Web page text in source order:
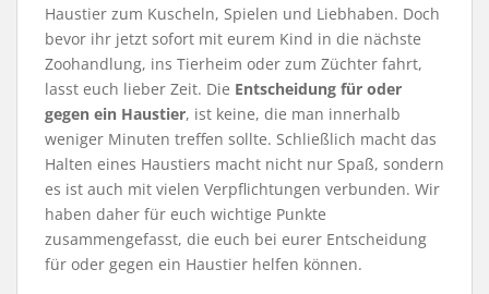
Haustier zum Kuscheln, Spielen und Liebhaben. Doch
bevor ihr jetzt sofort mit eurem Kind in die nächste
Zoohandlung, ins Tierheim oder zum Züchter fahrt,
lasst euch lieber Zeit. Die Entscheidung für oder
gegen ein Haustier, ist keine, die man innerhalb
weniger Minuten treffen sollte. Schließlich macht das
Halten eines Haustiers macht nicht nur Spaß, sondern
es ist auch mit vielen Verpflichtungen verbunden. Wir
haben daher für euch wichtige Punkte
zusammengefasst, die euch bei eurer Entscheidung
für oder gegen ein Haustier helfen können.